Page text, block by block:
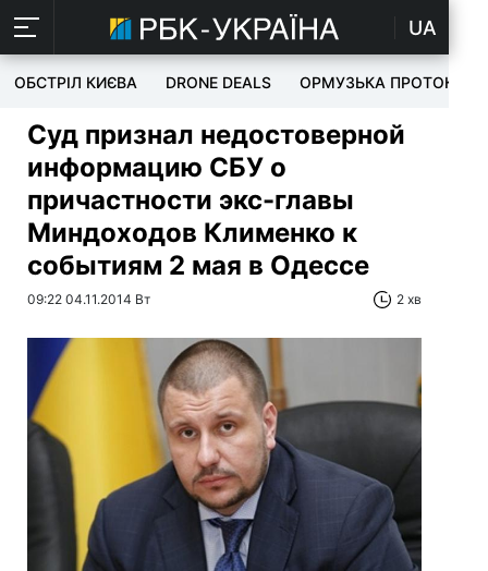
UA
ОБСТРІЛ КИЄВА DRONE DEALS ОРМУЗЬКА ПРОТОКА
Суд признал недостоверной
информацию СБУ о
причастности экс-главы
Миндоходов Клименко к
событиям 2 мая в Одессе
09:22 04.11.2014 Вт 2 хв